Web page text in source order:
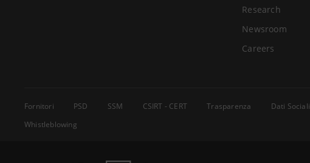
Research
Newsroom
Careers
Fornitori PSD SSM CSIRT - CERT Trasparenza Dati Sociali
Whistleblowing